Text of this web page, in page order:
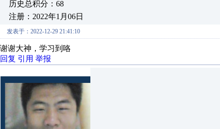
历史总积分：68
注册：2022年1月06日
发表于：2022-12-29 21:41:10
谢谢大神，学习到咯
回复 引用 举报